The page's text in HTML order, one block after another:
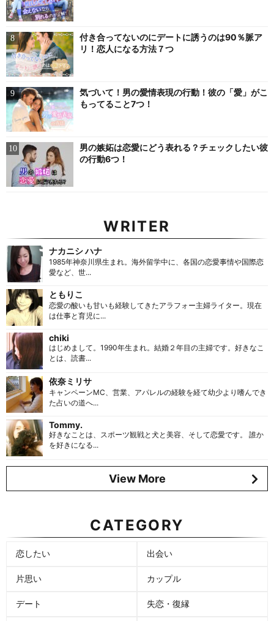
付き合ってないのにデートに誘うのは90％脈ア
リ！恋人になる方法７つ
気づいて！男の愛情表現の行動！彼の「愛」がこ
もってること7つ！
男の嫉妬は恋愛にどう表れる？チェックしたい彼
の行動6つ！
WRITER
ナカニシ ハナ
1985年神奈川県生まれ。海外留学中に、各国の恋愛事情や国際恋
愛など、世...
ともりこ
恋愛の酸いも甘いも経験してきたアラフォー主婦ライター。現在
は仕事と育児に...
chiki
はじめまして。1990年生まれ。結婚２年目の主婦です。好きなこ
とは、読書...
依奈ミリサ
キャンペーンMC、営業、アパレルの経験を経て幼少より嗜んでき
た占いの道へ...
Tommy.
好きなことは、スポーツ観戦と犬と美容、そして恋愛です。 誰か
を好きになる...
View More
CATEGORY
恋したい 出会い
片思い カップル
デート 失恋・復縁